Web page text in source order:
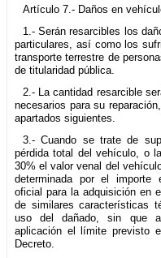
Artículo 7.- Daños en
1.- Serán resarcibles los
particulares, así como los
transporte terrestre de
de titularidad pública.
2.- La cantidad resarcible
necesarios para su
apartados siguientes.
3.- Cuando se trate de
pérdida total del vehículo, o
30% el valor venal del
determinada por el importe
oficial para la adquisición en
de similares características
uso del dañado, sin que
aplicación el límite previsto
Decreto.